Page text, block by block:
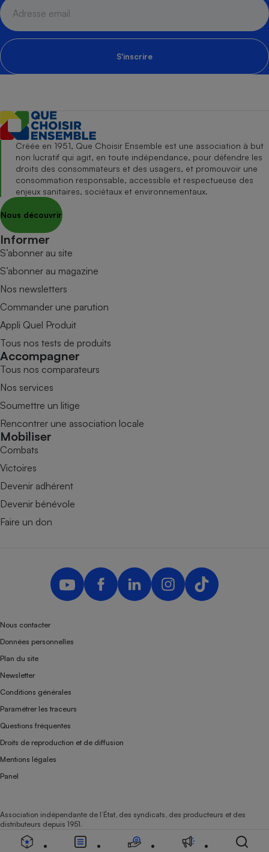
S'inscrire
Créée en 1951, Que Choisir Ensemble est une association à but
non lucratif qui agit, en toute indépendance, pour défendre les
droits des consommateurs et des usagers, et promouvoir une
consommation responsable, accessible et respectueuse des
enjeux sanitaires, sociétaux et environnementaux.
Nous découvrir
Informer
S’abonner au site
S’abonner au magazine
Nos newsletters
Commander une parution
Appli Quel Produit
Tous nos tests de produits
Accompagner
Tous nos comparateurs
Nos services
Soumettre un litige
Rencontrer une association locale
Mobiliser
Combats
Victoires
Devenir adhérent
Devenir bénévole
Faire un don
Nous contacter
Données personnelles
Plan du site
Newsletter
Conditions générales
Paramétrer les traceurs
Questions fréquentes
Droits de reproduction et de diffusion
Mentions légales
Panel
Association indépendante de l’État, des syndicats, des producteurs et des
distributeurs depuis 1951.